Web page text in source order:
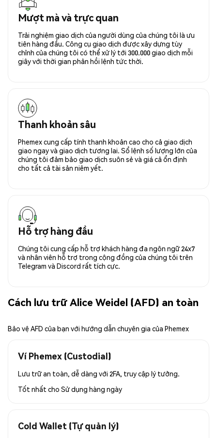
Mượt mà và trực quan
Trải nghiệm giao dịch của người dùng của chúng tôi là ưu
tiên hàng đầu. Công cụ giao dịch được xây dựng tùy
chỉnh của chúng tôi có thể xử lý tới 300.000 giao dịch mỗi
giây với thời gian phản hồi lệnh tức thời.
Thanh khoản sâu
Phemex cung cấp tính thanh khoản cao cho cả giao dịch
giao ngay và giao dịch tương lai. Sổ lệnh số lượng lớn của
chúng tôi đảm bảo giao dịch suôn sẻ và giá cả ổn định
cho tất cả tài sản niêm yết.
Hỗ trợ hàng đầu
Chúng tôi cung cấp hỗ trợ khách hàng đa ngôn ngữ 24x7
và nhân viên hỗ trợ trong cộng đồng của chúng tôi trên
Telegram và Discord rất tích cực.
Cách lưu trữ Alice Weidel (AFD) an toàn
Bảo vệ AFD của bạn với hướng dẫn chuyên gia của Phemex
Ví Phemex (Custodial)
Lưu trữ an toàn, dễ dàng với 2FA, truy cập lý tưởng.
Tốt nhất cho Sử dụng hàng ngày
Cold Wallet (Tự quản lý)